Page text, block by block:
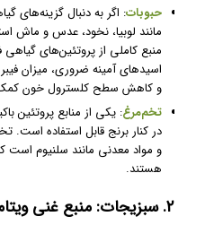
حبوبات: اگر به دنبال گزینه‌های
مانند لوبیا، نخود، عدس و ماش
منبع کاملی از پروتئین‌های گیاهی
اسیدهای آمینه ضروری، میزان
و کاهش سطح کلسترول خون
تخم‌مرغ: یکی از منابع پروتئین
و مواد معدنی مانند سلنیوم
هستند.
۲. سبزیجات: منبع غنی ویتامین‌ها و فیبر